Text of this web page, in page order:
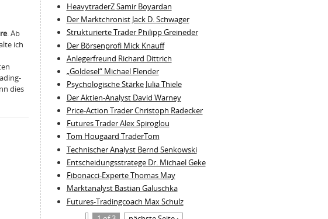
. Ab
ich
dies
HeavytraderZ Samir Boyardan
Der Marktchronist Jack D. Schwager
Strukturierte Trader Philipp Greineder
Der Börsenprofi Mick Knauff
Anlegerfreund Richard Dittrich
„Goldesel“ Michael Flender
Psychologische Stärke Julia Thiele
Der Aktien-Analyst David Warney
Price-Action Trader Christoph Radecker
Futures Trader Alex Spiroglou
Tom Hougaard TraderTom
Technischer Analyst Bernd Senkowski
Entscheidungsstratege Dr. Michael Geke
Fibonacci-Experte Thomas May
Marktanalyst Bastian Galuschka
Futures-Tradingcoach Max Schulz